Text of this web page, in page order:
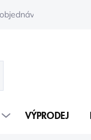
VÝPRODEJ